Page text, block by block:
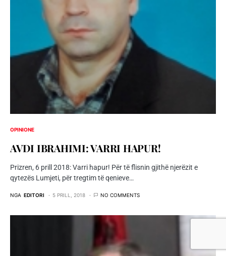
OPINIONE
AVDI IBRAHIMI: VARRI HAPUR!
Prizren, 6 prill 2018: Varri hapur! Për të flisnin gjithë njerëzit e
qytezës Lumjeti, për tregtim të qenieve…
NGA EDITORI 5 PRILL, 2018 NO COMMENTS